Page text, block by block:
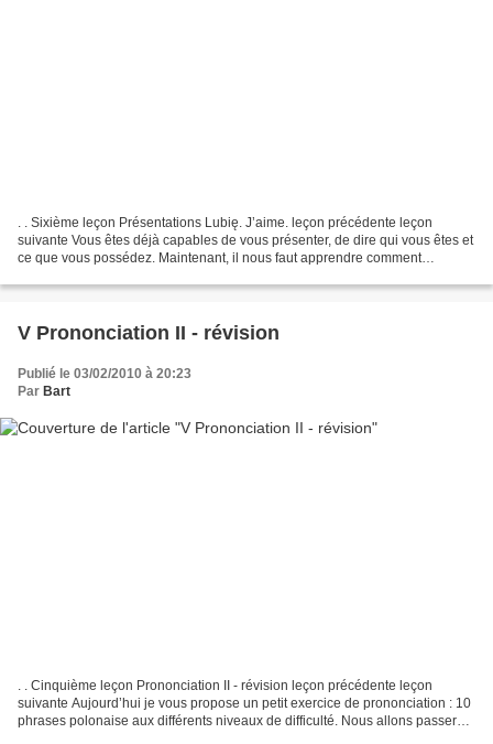
. . Sixième leçon Présentations Lubię. J’aime. leçon précédente leçon
suivante Vous êtes déjà capables de vous présenter, de dire qui vous êtes et
ce que vous possédez. Maintenant, il nous faut apprendre comment
V Prononciation II - révision
Publié le 03/02/2010 à 20:23
Par Bart
. . Cinquième leçon Prononciation II - révision leçon précédente leçon
suivante Aujourd’hui je vous propose un petit exercice de prononciation : 10
phrases polonaise aux différents niveaux de difficulté. Nous allons passer